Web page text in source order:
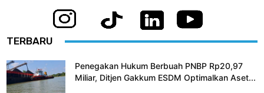
TERBARU
Penegakan Hukum Berbuah PNBP Rp20,97
Miliar, Ditjen Gakkum ESDM Optimalkan Aset...